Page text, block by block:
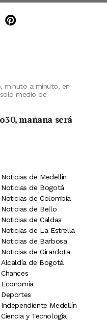
X (Twitter)
en TikTok
de Minuto30 en
Minuto30 en LinkedIn
Minuto30 en
minuto a minuto, en
medio de
mañana será
Noticias de Medellín
Noticias de Bogotá
Noticias de Colombia
Noticias de Bello
Noticias de Caldas
Noticias de La Estrella
Noticias de Barbosa
Noticias de Girardota
Alcaldía de Bogotá
Chances
Economía
Deportes
Independiente Medellín
Ciencia y Tecnología